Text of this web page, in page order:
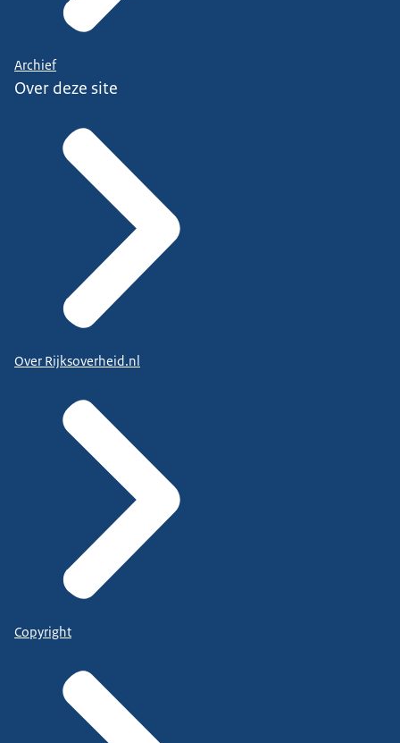
Archief
Over deze site
Over Rijksoverheid.nl
Copyright